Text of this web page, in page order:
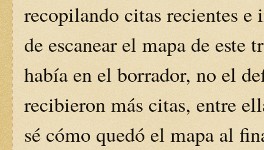
recopilando citas recientes
de escanear el mapa de este
había en el borrador, no el
recibieron más citas, entre
sé cómo quedó el mapa al